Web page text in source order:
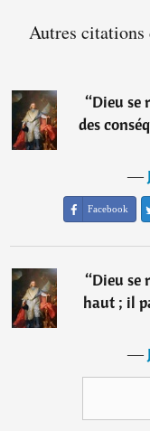
Autres citations
“Dieu se
des
―
Facebook
“Dieu se
haut ; il
―